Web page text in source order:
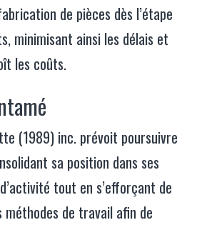
de pièces dès l’étape
minimisant ainsi les délais et
les coûts.
(1989) inc. prévoit poursuivre
sa position dans ses
tout en s’efforçant de
de travail afin de